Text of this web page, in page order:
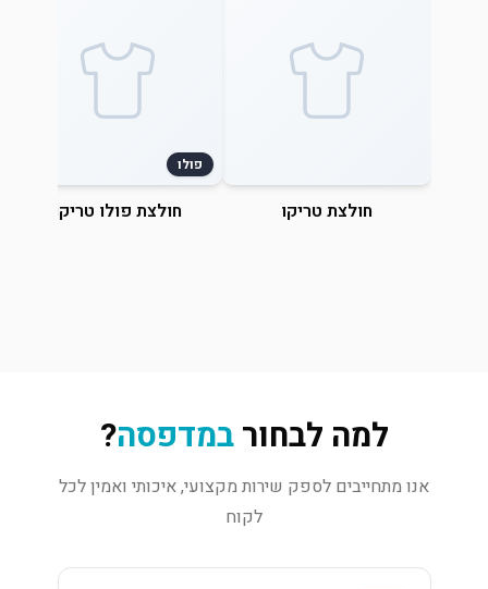
חולצת טריקו
פולו
חולצת פולו טריקו
למה לבחורבמדפסה?
אנו מתחייבים לספק שירות מקצועי, איכותי ואמין לכל
לקוח